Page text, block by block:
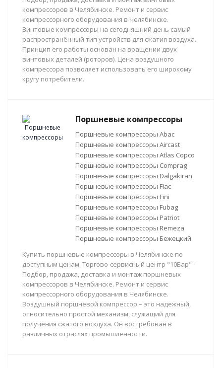
компрессоров в Челябинске. Ремонт и сервис
компрессорного оборудования в Челябинске.
Винтовые компрессоры на сегодняшний день самый
распространённый тип устройств для сжатия воздуха.
Принцип его работы основан на вращении двух
винтовых деталей (роторов). Цена воздушного
компрессора позволяет использовать его широкому
кругу потребители.
Поршневые компрессоры
Поршневые компрессоры Abac
Поршневые компрессоры Aircast
Поршневые компрессоры Atlas Copco
Поршневые компрессоры Comprag
Поршневые компрессоры Dalgakiran
Поршневые компрессоры Fiac
Поршневые компрессоры Fini
Поршневые компрессоры Fubag
Поршневые компрессоры Patriot
Поршневые компрессоры Remeza
Поршневые компрессоры Бежецкий
Купить поршневые компрессоры в Челябинске по
доступным ценам. Торгово-сервисный центр "10Бар" -
Подбор, продажа, доставка и монтаж поршневых
компрессоров в Челябинске. Ремонт и сервис
компрессорного оборудования в Челябинске.
Воздушный поршневой компрессор – это надежный,
относительно простой механизм, служащий для
получения сжатого воздуха. Он востребован в
различных отраслях промышленности.